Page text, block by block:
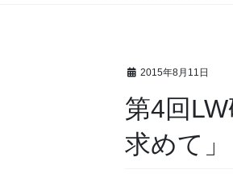
2015年8月11日
第4回
求めて」